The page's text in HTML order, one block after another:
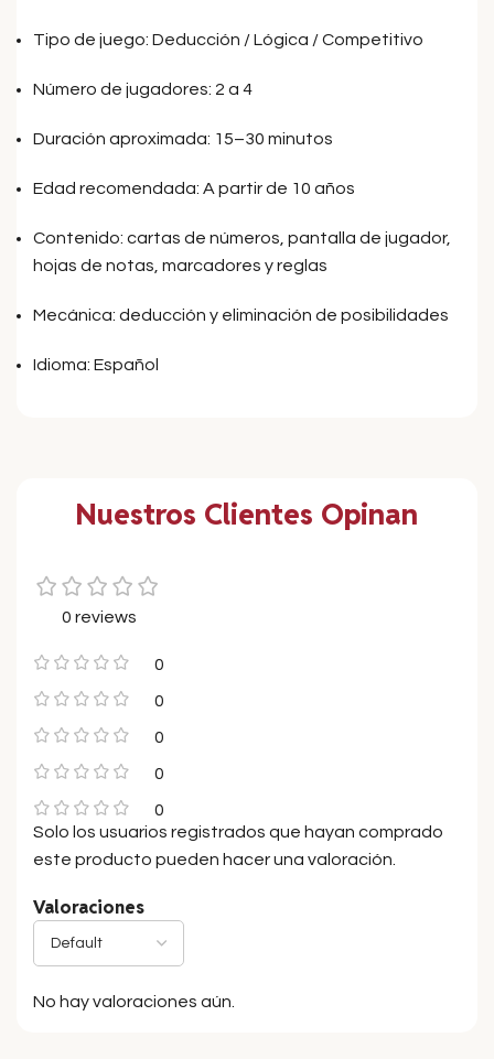
Tipo de juego: Deducción / Lógica / Competitivo
Número de jugadores: 2 a 4
Duración aproximada: 15–30 minutos
Edad recomendada: A partir de 10 años
Contenido: cartas de números, pantalla de jugador,
hojas de notas, marcadores y reglas
Mecánica: deducción y eliminación de posibilidades
Idioma: Español
Nuestros Clientes Opinan
0 reviews
0
0
0
0
0
Valoraciones
No hay valoraciones aún.
Solo los usuarios registrados que hayan comprado
este producto pueden hacer una valoración.